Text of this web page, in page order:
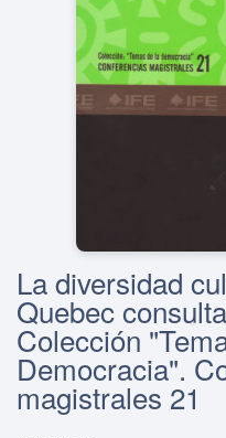
La diversidad
Quebec
Colección
Democracia".
magistrales 21